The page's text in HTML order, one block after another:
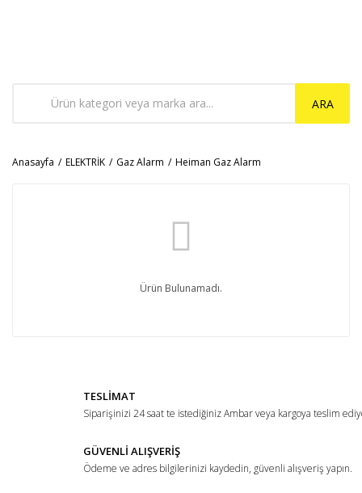
ARA
Anasayfa ELEKTRİK Gaz Alarm Heiman Gaz Alarm
Ürün Bulunamadı.
TESLİMAT
Siparişinizi 24 saat te istediğiniz Ambar veya kargoya teslim
GÜVENLİ ALIŞVERİŞ
Ödeme ve adres bilgilerinizi kaydedin, güvenli alışveriş yapın.